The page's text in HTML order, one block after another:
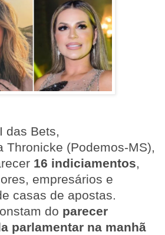
das Bets,
Thronicke (Podemos-MS),
16 indiciamentos,
empresários e
casas de apostas.
do parecer
parlamentar na manhã